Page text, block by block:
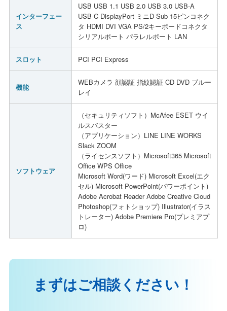
インターフェー
ス
USB USB 1.1 USB 2.0 USB 3.0 USB-A
USB-C DisplayPort ミニD-Sub 15ピンコネク
タ HDMI DVI VGA PS/2キーボードコネクタ
シリアルポート パラレルポート LAN
スロット PCI PCI Express
機能
WEBカメラ 顔認証 指紋認証 CD DVD ブルー
レイ
ソフトウェア
（セキュリティソフト）McAfee ESET ウイ
ルスバスター
（アプリケーション）LINE LINE WORKS
Slack ZOOM
（ライセンスソフト）Microsoft365 Microsoft
Office WPS Office
Microsoft Word(ワード) Microsoft Excel(エク
セル) Microsoft PowerPoint(パワーポイント)
Adobe Acrobat Reader Adobe Creative Cloud
Photoshop(フォトショップ) Illustrator(イラス
トレーター) Adobe Premiere Pro(プレミアプ
ロ)
まずはご相談ください！